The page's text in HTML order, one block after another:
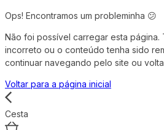
Ops! Encontramos um probleminha 😕
Não foi possível carregar esta página.
incorreto ou o conteúdo tenha sido
continuar navegando pelo site ou
Voltar para a página inicial
Cesta